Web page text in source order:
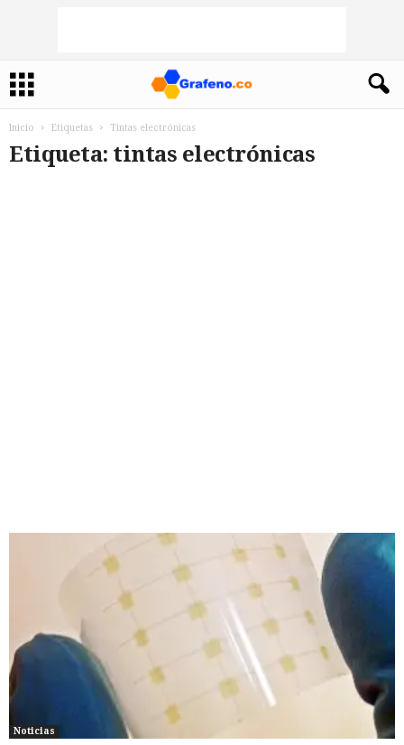
Inicio Etiquetas Tintas electrónicas
Etiqueta: tintas electrónicas
Noticias